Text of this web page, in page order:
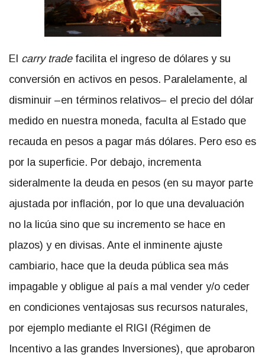
El carry tradefacilita el ingreso de dólares y su
conversión en activos en pesos. Paralelamente, al
disminuir –en términos relativos– el precio del dólar
medido en nuestra moneda, faculta al Estado que
recauda en pesos a pagar más dólares. Pero eso es
por la superficie. Por debajo, incrementa
sideralmente la deuda en pesos (en su mayor parte
ajustada por inflación, por lo que una devaluación
no la licúa sino que su incremento se hace en
plazos) y en divisas. Ante el inminente ajuste
cambiario, hace que la deuda pública sea más
impagable y obligue al país a mal vender y/o ceder
en condiciones ventajosas sus recursos naturales,
por ejemplo mediante el RIGI (Régimen de
Incentivo a las grandes Inversiones), que aprobaron